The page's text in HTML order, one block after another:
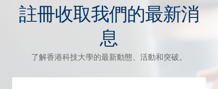
註冊收取我們的最新消
息
了解香港科技大學的最新動態、活動和突破。